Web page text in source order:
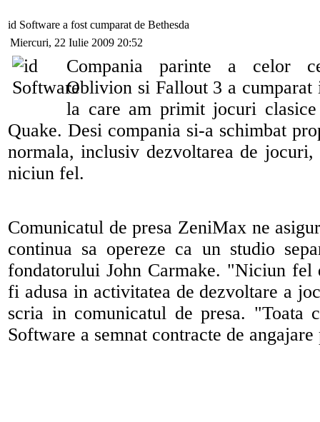
id Software a fost cumparat de Bethesda
Miercuri, 22 Iulie 2009 20:52
Compania parinte a celor
Oblivion si Fallout 3 a cumparat
la care am primit jocuri
Quake. Desi compania si-a schimbat
normala, inclusiv dezvoltarea de
niciun fel.
Comunicatul de presa ZeniMax ne
continua sa opereze ca un studio
fondatorului John Carmake. "Niciun fel
fi adusa in activitatea de dezvoltare a
scria in comunicatul de presa. "Toata
Software a semnat contracte de